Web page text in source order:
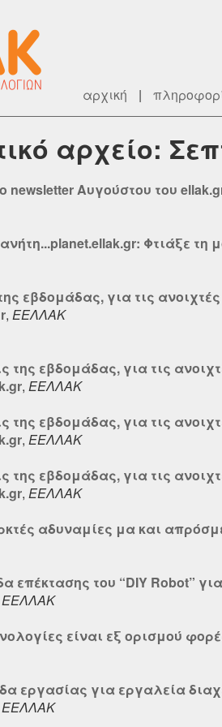
αρχική |
αρχείο:
Αυγούστου του
Φτιάξε τη
εβδομάδας, για τις
, ΕΕΛΛΑΚ
της εβδομάδας, για τις
, ΕΕΛΛΑΚ
της εβδομάδας, για τις
, ΕΕΛΛΑΚ
της εβδομάδας, για τις
, ΕΕΛΛΑΚ
αδυναμίες μα και
του “DIY Robot”
ΕΕΛΛΑΚ
είναι εξ ορισμού
εργασίας για εργαλεία
ΕΕΛΛΑΚ